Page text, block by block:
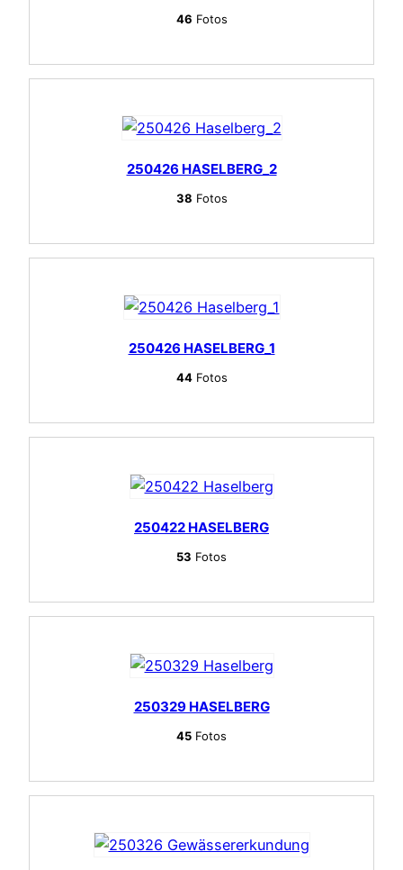
46 Fotos
250426 HASELBERG_2
38 Fotos
250426 HASELBERG_1
44Fotos
250422 HASELBERG
53 Fotos
250329 HASELBERG
45 Fotos